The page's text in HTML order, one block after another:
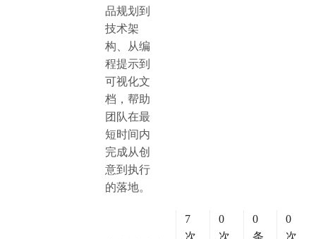
品规划到
技术架
构、从编
程提示到
可视化文
档，帮助
团队在最
短时间内
完成从创
意到执行
的落地。
7
次
0
次
0
条
0
次